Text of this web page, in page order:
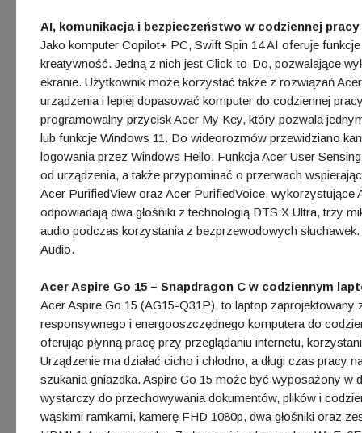
AI, komunikacja i bezpieczeństwo w codziennej pracy
Jako komputer Copilot+ PC, Swift Spin 14 AI oferuje
kreatywność. Jedną z nich jest Click-to-Do, pozwalające
ekranie. Użytkownik może korzystać także z rozwiązań
urządzenia i lepiej dopasować komputer do codziennej
programowalny przycisk Acer My Key, który pozwala
lub funkcje Windows 11. Do wideorozmów przewidziano
logowania przez Windows Hello. Funkcja Acer User
od urządzenia, a także przypominać o przerwach
Acer PurifiedView oraz Acer PurifiedVoice, wykorzystujące
odpowiadają dwa głośniki z technologią DTS:X Ultra, trzy
audio podczas korzystania z bezprzewodowych
Audio.
Acer Aspire Go 15 – Snapdragon C w codziennym
Acer Aspire Go 15 (AG15-Q31P), to laptop
responsywnego i energooszczędnego komputera do
oferując płynną pracę przy przeglądaniu internetu,
Urządzenie ma działać cicho i chłodno, a długi czas
szukania gniazdka. Aspire Go 15 może być wyposażony
wystarczy do przechowywania dokumentów, plików i
wąskimi ramkami, kamerę FHD 1080p, dwa głośniki oraz